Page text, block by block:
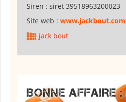
Siren : siret 39518963200023
Site web : www.jackbout.com
jack bout
BONNE AFFAIRE